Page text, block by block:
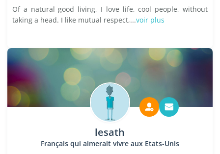
Of a natural good living, I love life, cool people, without
taking a head. I like mutual respect,...voir plus
lesath
Français qui aimerait vivre aux Etats-Unis